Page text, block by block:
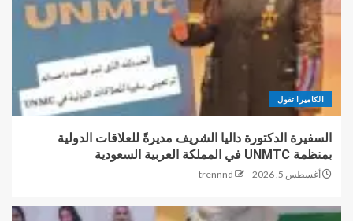
الكاميرا تقول
السفيرة الدكتورة داليا الشريف مديرةً للعلاقات الدولية
بمنظمة UNMTC في المملكة العربية السعودية
أغسطس 5, 2026 trennnd